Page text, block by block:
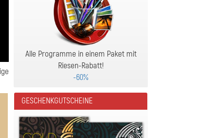
Alle Programme in einem Paket mit
Riesen-Rabatt!
-60%
GESCHENKGUTSCHEINE